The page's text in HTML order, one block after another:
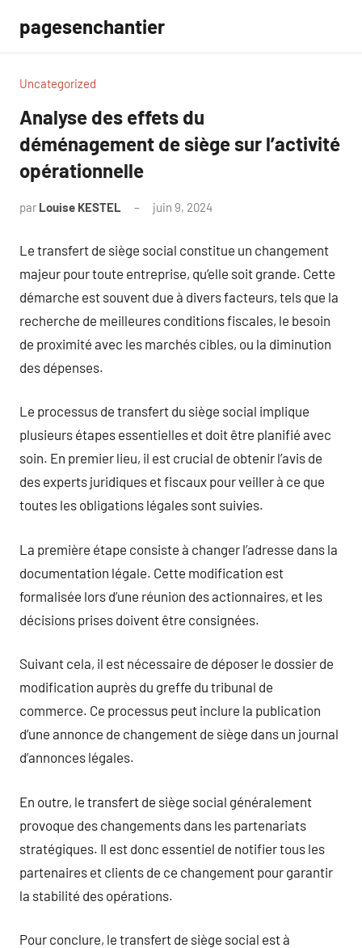
contenu
pagesenchantier
Uncategorized
Analyse des effets du
déménagement de siège sur l’activité
opérationnelle
par Louise KESTEL juin 9, 2024
Le transfert de siège social constitue un changement
majeur pour toute entreprise, qu’elle soit grande. Cette
démarche est souvent due à divers facteurs, tels que la
recherche de meilleures conditions fiscales, le besoin
de proximité avec les marchés cibles, ou la diminution
des dépenses.
Le processus de transfert du siège social implique
plusieurs étapes essentielles et doit être planifié avec
soin. En premier lieu, il est crucial de obtenir l’avis de
des experts juridiques et fiscaux pour veiller à ce que
toutes les obligations légales sont suivies.
La première étape consiste à changer l’adresse dans la
documentation légale. Cette modification est
formalisée lors d’une réunion des actionnaires, et les
décisions prises doivent être consignées.
Suivant cela, il est nécessaire de déposer le dossier de
modification auprès du greffe du tribunal de
commerce. Ce processus peut inclure la publication
d’une annonce de changement de siège dans un journal
d’annonces légales.
En outre, le transfert de siège social généralement
provoque des changements dans les partenariats
stratégiques. Il est donc essentiel de notifier tous les
partenaires et clients de ce changement pour garantir
la stabilité des opérations.
Pour conclure, le transfert de siège social est à